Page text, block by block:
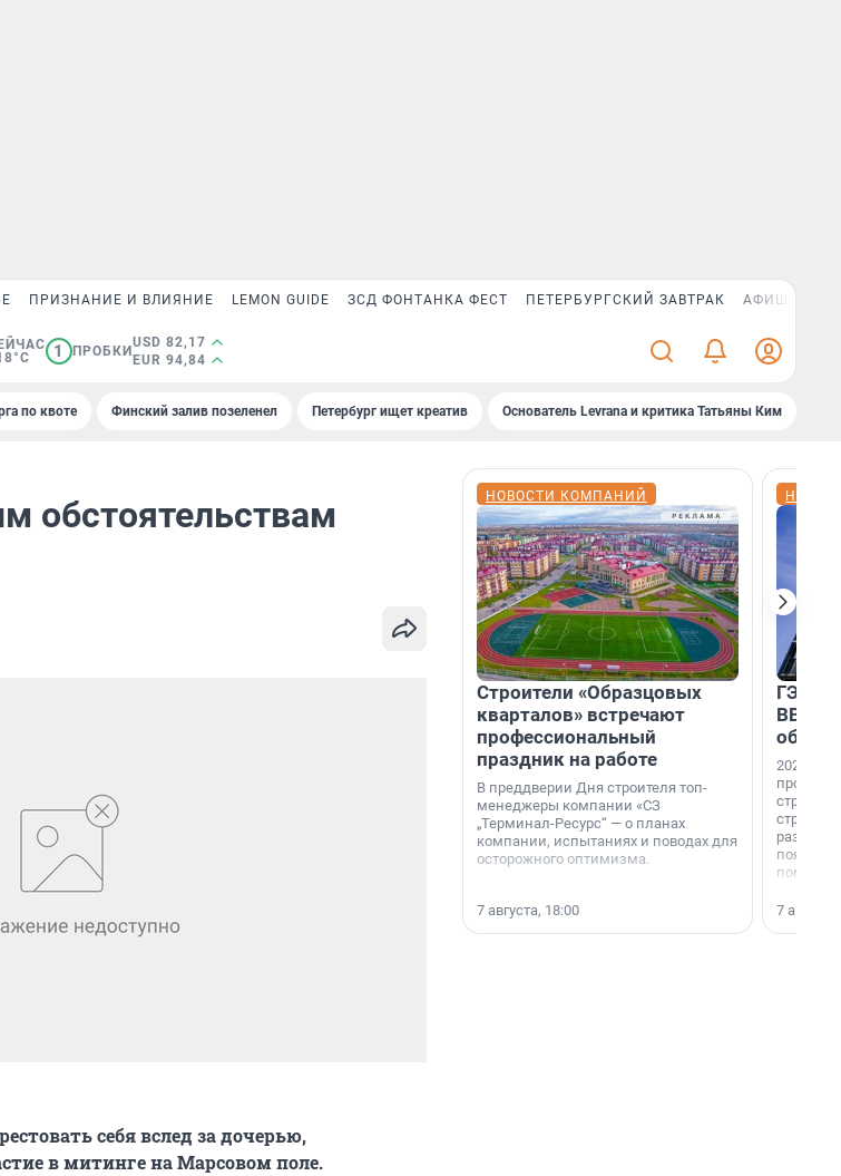
ПРИЗНАНИЕ И ВЛИЯНИЕ LEMON GUIDE ЗСД ФОНТАНКА ФЕСТ ПЕТЕРБУРГСКИЙ ЗАВТРАК АФИША PLUS
1 ПРОБКИ
USD 82,17
EUR 94,84
по квоте Финский залив позеленел Петербург ищет креатив Основатель Levrana и критика Татьяны Ким
обстоятельствам
себя вслед за дочерью,
в митинге на Марсовом поле.
НОВОСТИ КОМПАНИЙ
Строители «Образцовых
кварталов» встречают
профессиональный
праздник на работе
В преддверии Дня строителя топ-
менеджеры компании «СЗ
„Терминал-Ресурс“ — о планах
компании, испытаниях и поводах для
осторожного оптимизма.
7 августа, 18:00
ГЭС,
ВВП: в
об
2026-й —
раз. В
7